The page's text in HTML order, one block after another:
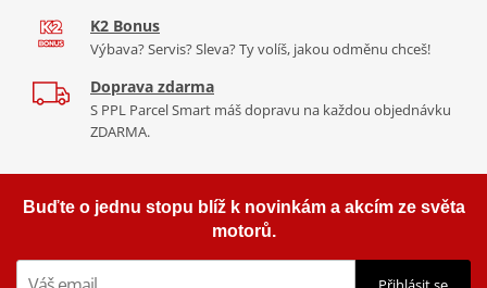
- Materiál: 20mm ocelový rám - nejrobustnější na trhu.
POZOR: Není kompatibilní s TR40, SH23, TR36 & TR47.
K2 Bonus
Výbava? Servis? Sleva? Ty volíš, jakou odměnu chceš!
Doprava zdarma
S PPL Parcel Smart máš dopravu na každou objednávku
ZDARMA.
Buďte o jednu stopu blíž k novinkám a akcím ze světa
motorů.